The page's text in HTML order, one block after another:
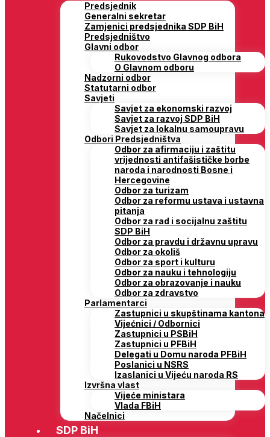
Predsjednik
Generalni sekretar
Zamjenici predsjednika SDP BiH
Predsjedništvo
Glavni odbor
Rukovodstvo Glavnog odbora
O Glavnom odboru
Nadzorni odbor
Statutarni odbor
Savjeti
Savjet za ekonomski razvoj
Savjet za razvoj SDP BiH
Savjet za lokalnu samoupravu
Odbori Predsjedništva
Odbor za afirmaciju i zaštitu
vrijednosti antifašističke borbe
naroda i narodnosti Bosne i
Hercegovine
Odbor za turizam
Odbor za reformu ustava i ustavna
pitanja
Odbor za rad i socijalnu zaštitu
SDP BiH
Odbor za pravdu i državnu upravu
Odbor za okoliš
Odbor za sport i kulturu
Odbor za nauku i tehnologiju
Odbor za obrazovanje i nauku
Odbor za zdravstvo
Parlamentarci
Zastupnici u skupštinama kantona
Vijećnici / Odbornici
Zastupnici u PSBiH
Zastupnici u PFBiH
Delegati u Domu naroda PFBiH
Poslanici u NSRS
Izaslanici u Vijeću naroda RS
Izvršna vlast
Vijeće ministara
Vlada FBiH
Načelnici
SDP BiH